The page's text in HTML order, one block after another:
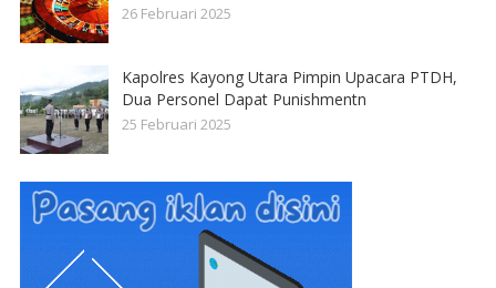
26 Februari 2025
Kapolres Kayong Utara Pimpin Upacara PTDH,
Dua Personel Dapat Punishmentn
25 Februari 2025